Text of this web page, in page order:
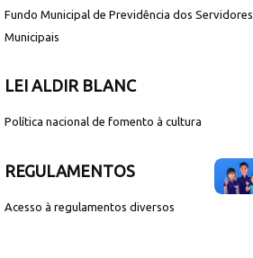
Fundo Municipal de Previdência dos Servidores
Municipais
LEI ALDIR BLANC
Política nacional de fomento à cultura
REGULAMENTOS
Acesso à regulamentos diversos